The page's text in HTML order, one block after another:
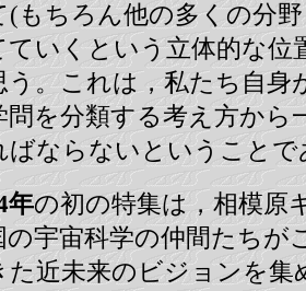
(もちろん他の多くの分
ていくという立体的な位
う。これは，私たち自身
問を分類する考え方から
ばならないということで
年の初の特集は，相模原
の宇宙科学の仲間たちが
た近未来のビジョンを集